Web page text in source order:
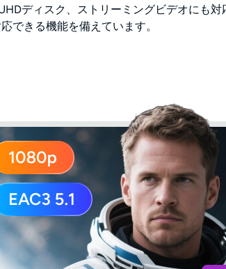
ディスク、ストリーミングビデオにも
できる機能を備えています。